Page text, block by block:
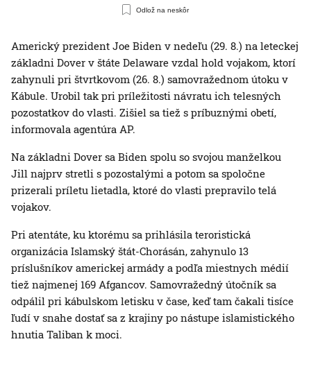
Odlož na neskôr
Americký prezident Joe Biden v nedeľu (29. 8.) na leteckej
základni Dover v štáte Delaware vzdal hold vojakom, ktorí
zahynuli pri štvrtkovom (26. 8.) samovražednom útoku v
Kábule. Urobil tak pri príležitosti návratu ich telesných
pozostatkov do vlasti. Zišiel sa tiež s príbuznými obetí,
informovala agentúra AP.
Na základni Dover sa Biden spolu so svojou manželkou
Jill najprv stretli s pozostalými a potom sa spoločne
prizerali príletu lietadla, ktoré do vlasti prepravilo telá
vojakov.
Pri atentáte, ku ktorému sa prihlásila teroristická
organizácia Islamský štát-Chorásán, zahynulo 13
príslušníkov americkej armády a podľa miestnych médií
tiež najmenej 169 Afgancov. Samovražedný útočník sa
odpálil pri kábulskom letisku v čase, keď tam čakali tisíce
ľudí v snahe dostať sa z krajiny po nástupe islamistického
hnutia Taliban k moci.